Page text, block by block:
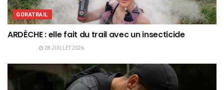
GORATRAIL
ARDÈCHE : elle fait du trail avec un insecticide
28 JUILLET 2026